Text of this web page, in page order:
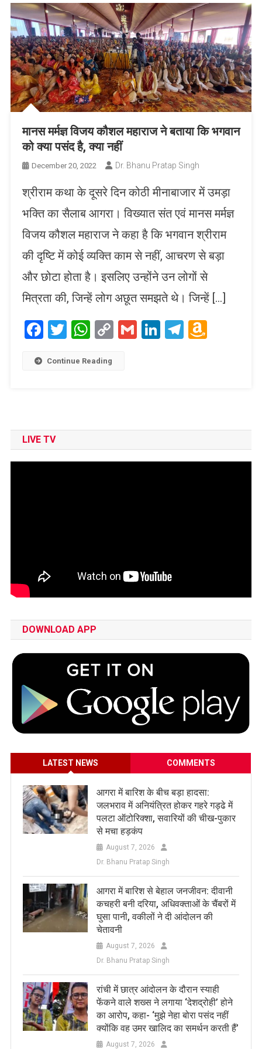
मानस मर्मज्ञ विजय कौशल महाराज ने बताया कि भगवान
को क्या पसंद है, क्या नहीं
December 20, 2022 Dr. Bhanu Pratap Singh
श्रीराम कथा के दूसरे दिन कोठी मीनाबाजार में उमड़ा
भक्ति का सैलाब आगरा। विख्यात संत एवं मानस मर्मज्ञ
विजय कौशल महाराज ने कहा है कि भगवान श्रीराम
की दृष्टि में कोई व्यक्ति काम से नहीं, आचरण से बड़ा
और छोटा होता है। इसलिए उन्होंने उन लोगों से
मित्रता की, जिन्हें लोग अछूत समझते थे। जिन्हें […]
Facebook
Twitter
WhatsApp
CopyGmailLinkedIn
Telegram
Continue Reading
LIVE TV
DOWNLOAD APP
LATEST NEWS COMMENTS
आगरा में बारिश के बीच बड़ा हादसा:
जलभराव में अनियंत्रित होकर गहरे गड्ढे में
पलटा ऑटोरिक्शा, सवारियों की चीख-पुकार
से मचा हड़कंप
August 7, 2026
Dr. Bhanu Pratap Singh
आगरा में बारिश से बेहाल जनजीवन: दीवानी
कचहरी बनी दरिया, अधिवक्ताओं के चैंबरों में
घुसा पानी, वकीलों ने दी आंदोलन की
चेतावनी
August 7, 2026
Dr. Bhanu Pratap Singh
रांची में छात्र आंदोलन के दौरान स्याही
फेंकने वाले शख्स ने लगाया ‘देशद्रोही’ होने
का आरोप, कहा- ‘मुझे नेहा बोरा पसंद नहीं
क्योंकि वह उमर खालिद का समर्थन करती हैं’
August 7, 2026